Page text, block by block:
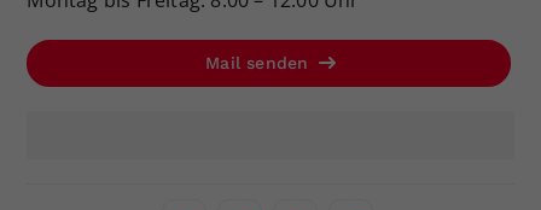
Mail senden